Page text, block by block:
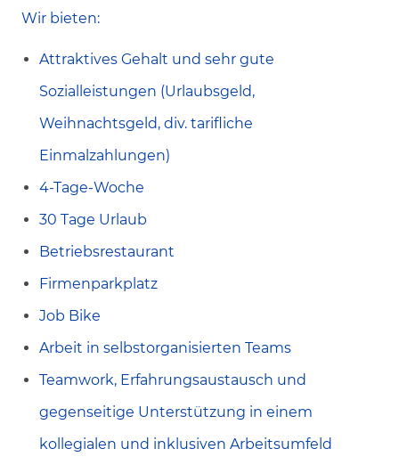
Wir bieten:
Attraktives Gehalt und sehr gute
Sozialleistungen (Urlaubsgeld,
Weihnachtsgeld, div. tarifliche
Einmalzahlungen)
4-Tage-Woche
30 Tage Urlaub
Betriebsrestaurant
Firmenparkplatz
Job Bike
Arbeit in selbstorganisierten Teams
Teamwork, Erfahrungsaustausch und
gegenseitige Unterstützung in einem
kollegialen und inklusiven Arbeitsumfeld